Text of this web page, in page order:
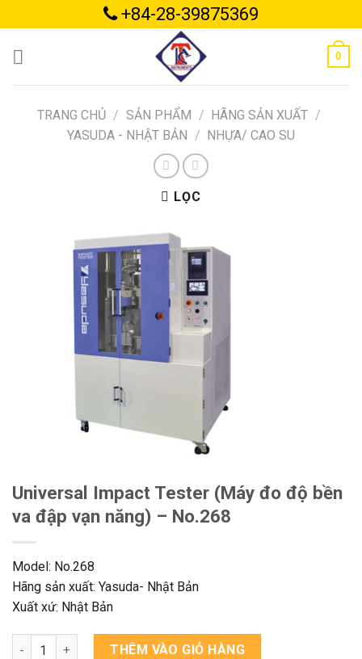
to
content
+84-28-39875369
0
TRANG CHỦ / SẢN PHẨM / HÃNG SẢN XUẤT /
YASUDA - NHẬT BẢN / NHỰA/ CAO SU
LỌC
Universal Impact Tester (Máy đo độ bền
va đập vạn năng) – No.268
Model: No.268
Hãng sản xuất: Yasuda- Nhật Bản
Xuất xứ: Nhật Bản
Universal Impact Tester (Máy đo độ bền va đập vạn năng) -
THÊM VÀO GIỎ HÀNG